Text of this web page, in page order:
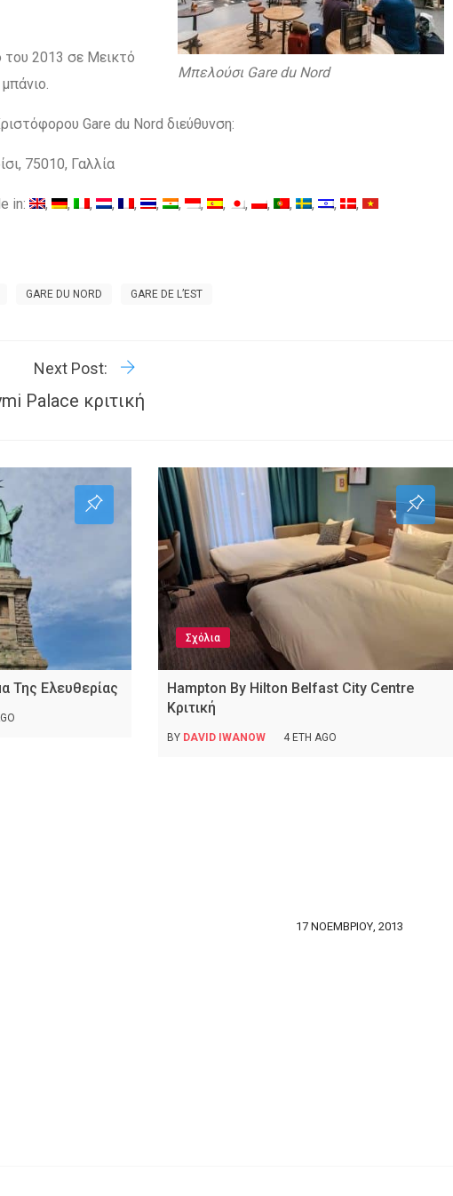
Μπελούσι Gare du Nord
του 2013 σε Μεικτό
Gare du Nord διεύθυνση:
75010, Γαλλία
in:
GARE DU NORD GARE DE L’EST
Next Post:
Palace κριτική
Της Ελευθερίας
Σχόλια
Hampton By Hilton Belfast City Centre
Κριτική
BY DAVID IWANOW 4 ΈΤΗ AGO
17 ΝΟΕΜΒΡΊΟΥ, 2013